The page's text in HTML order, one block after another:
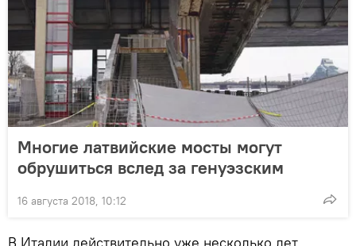
Многие латвийские мосты могут
обрушиться вслед за генуэзским
16 августа 2018, 10:12
В Италии действительно уже несколько лет